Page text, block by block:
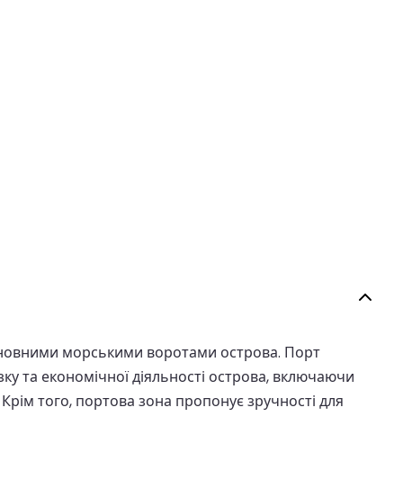
морськими воротами острова. Порт
та економічної діяльності острова, включаючи
того, портова зона пропонує зручності для